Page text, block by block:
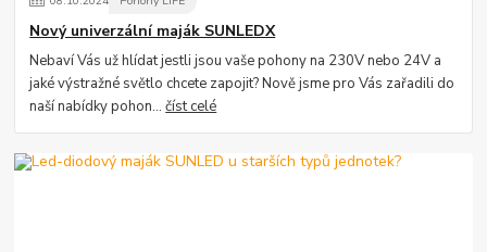
Nový univerzální maják SUNLEDX
Nebaví Vás už hlídat jestli jsou vaše pohony na 230V nebo 24V a
jaké výstražné světlo chcete zapojit? Nově jsme pro Vás zařadili do
naší nabídky pohon...číst celé